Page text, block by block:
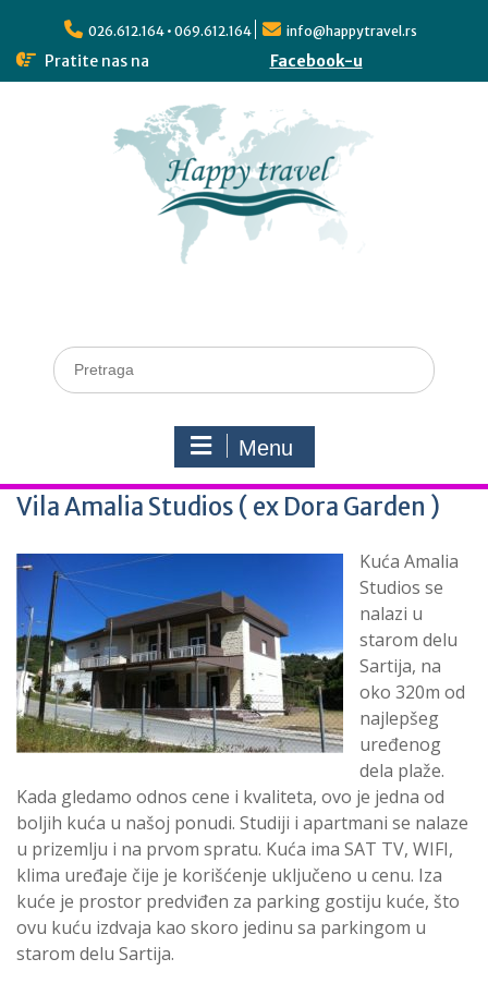
026.612.164 • 069.612.164 info@happytravel.rs
Pratite nas na Facebook-u
Menu
Vila Amalia Studios ( ex Dora Garden )
Kuća Amalia
Studios se
nalazi u
starom delu
Sartija, na
oko 320m od
najlepšeg
uređenog
dela plaže.
Kada gledamo odnos cene i kvaliteta, ovo je jedna od
boljih kuća u našoj ponudi. Studiji i apartmani se nalaze
u prizemlju i na prvom spratu. Kuća ima SAT TV, WIFI,
klima uređaje čije je korišćenje uključeno u cenu. Iza
kuće je prostor predviđen za parking gostiju kuće, što
ovu kuću izdvaja kao skoro jedinu sa parkingom u
starom delu Sartija.